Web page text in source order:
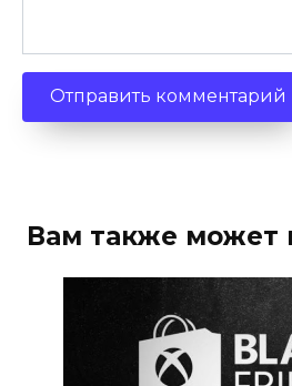
Вам также может